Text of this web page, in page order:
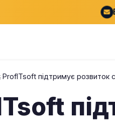
ProfITsoft підтримує розвиток